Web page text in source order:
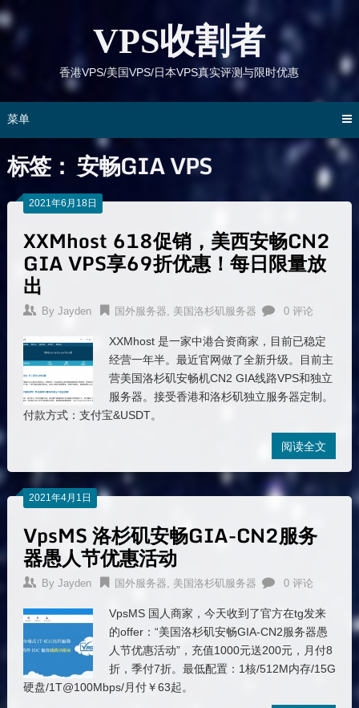
跳
到
VPS收割者
香港VPS/美国VPS/日本VPS真实评测与限时优惠
菜单
标签：安畅GIA VPS
2021年6月18日
XXMhost 618促销，美西安畅CN2
GIA VPS享69折优惠！每日限量放
出
By Jayden 国外服务器, 美国洛杉矶服务器 0 评论
XXMhost 是一家中港合资商家，目前已稳定
经营一年半。最近官网做了全新升级。目前主
营美国洛杉矶安畅机CN2 GIA线路VPS和独立
服务器。接受香港和洛杉矶独立服务器定制。
付款方式：支付宝&USDT。
阅读全文
2021年4月1日
VpsMS 洛杉矶安畅GIA-CN2服务
器愚人节优惠活动
By Jayden 国外服务器, 美国洛杉矶服务器 0 评论
VpsMS 国人商家，今天收到了官方在tg发来
的offer：“美国洛杉矶安畅GIA-CN2服务器愚
人节优惠活动”，充值1000元送200元，月付8
折，季付7折。最低配置：1核/512M内存/15G
硬盘/1T@100Mbps/月付￥63起。